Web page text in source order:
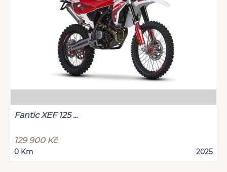
Fantic XEF 125 ...
129 900 Kč
0 Km 2025